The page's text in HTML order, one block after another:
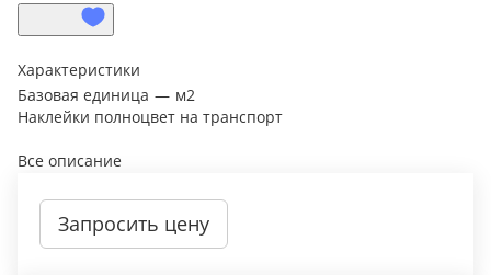
Характеристики
Базовая единица — м2
Наклейки полноцвет на транспорт
Все описание
Запросить цену